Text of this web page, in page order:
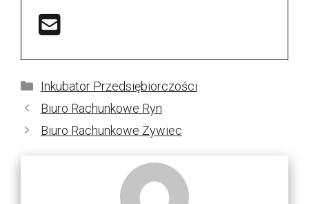
Kategorie
Inkubator Przedsiębiorczości
Biuro Rachunkowe Ryn
Biuro Rachunkowe Żywiec